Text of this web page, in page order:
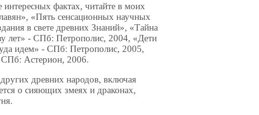
фактах, читайте в моих
«Пять сенсационных научных
в свете древних Знаний», «Тайна
лет» - СПб: Петрополис, 2004, «Дети
идем» - СПб: Петрополис, 2005,
Астерион, 2006.
древних народов, вклю­чая
о сияющих змеях и драконах,